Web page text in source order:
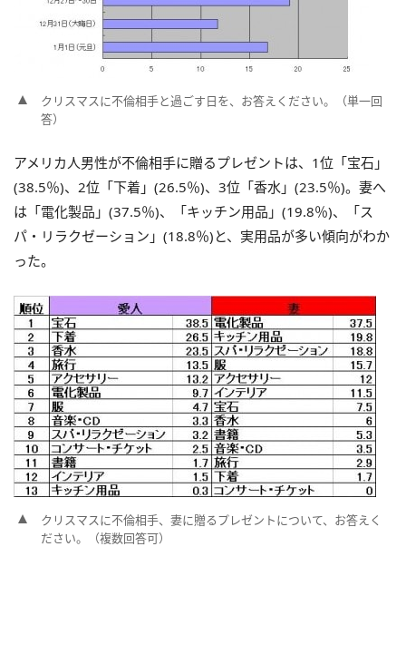
クリスマスに不倫相手と過ごす日を、お答えください。（単一回
答）
アメリカ人男性が不倫相手に贈るプレゼントは、1位「宝石」
(38.5％)、2位「下着」(26.5％)、3位「香水」(23.5％)。妻へ
は「電化製品」(37.5％)、「キッチン用品」(19.8％)、「ス
パ・リラクゼーション」(18.8％)と、実用品が多い傾向がわか
った。
クリスマスに不倫相手、妻に贈るプレゼントについて、お答えく
ださい。（複数回答可）